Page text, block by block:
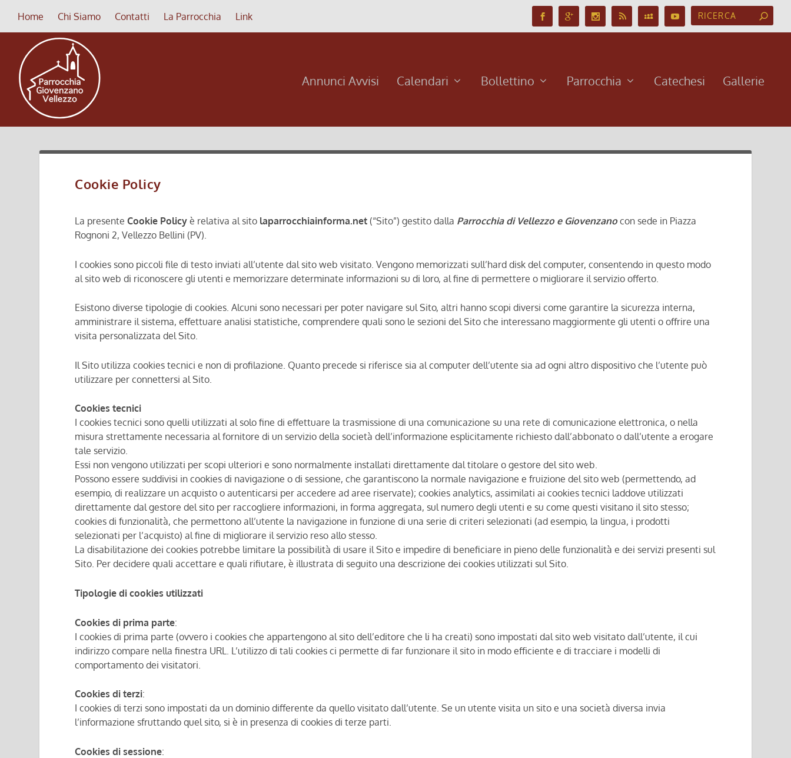
Home Chi Siamo Contatti La Parrocchia Link
Annunci Avvisi Calendari Bollettino Parrocchia Catechesi Gallerie
Cookie Policy
La presenteCookie Policy è relativa al sito laparrocchiainforma.net (“Sito”) gestito dalla Parrocchia di Vellezzo e Giovenzanocon sede in Piazza
Rognoni 2, Vellezzo Bellini (PV).
I cookies sono piccoli file di testo inviati all’utente dal sito web visitato. Vengono memorizzati sull’hard disk del computer, consentendo in questo modo
al sito web di riconoscere gli utenti e memorizzare determinate informazioni su di loro, al fine di permettere o migliorare il servizio offerto.
Esistono diverse tipologie di cookies. Alcuni sono necessari per poter navigare sul Sito, altri hanno scopi diversi come garantire la sicurezza interna,
amministrare il sistema, effettuare analisi statistiche, comprendere quali sono le sezioni del Sito che interessano maggiormente gli utenti o offrire una
visita personalizzata del Sito.
Il Sito utilizza cookies tecnici e non di profilazione. Quanto precede si riferisce sia al computer dell’utente sia ad ogni altro dispositivo che l’utente può
utilizzare per connettersi al Sito.
Cookies tecnici
I cookies tecnici sono quelli utilizzati al solo fine di effettuare la trasmissione di una comunicazione su una rete di comunicazione elettronica, o nella
misura strettamente necessaria al fornitore di un servizio della società dell’informazione esplicitamente richiesto dall’abbonato o dall’utente a erogare
tale servizio.
Essi non vengono utilizzati per scopi ulteriori e sono normalmente installati direttamente dal titolare o gestore del sito web.
Possono essere suddivisi in cookies di navigazione o di sessione, che garantiscono la normale navigazione e fruizione del sito web (permettendo, ad
esempio, di realizzare un acquisto o autenticarsi per accedere ad aree riservate); cookies analytics, assimilati ai cookies tecnici laddove utilizzati
direttamente dal gestore del sito per raccogliere informazioni, in forma aggregata, sul numero degli utenti e su come questi visitano il sito stesso;
cookies di funzionalità, che permettono all’utente la navigazione in funzione di una serie di criteri selezionati (ad esempio, la lingua, i prodotti
selezionati per l’acquisto) al fine di migliorare il servizio reso allo stesso.
La disabilitazione dei cookies potrebbe limitare la possibilità di usare il Sito e impedire di beneficiare in pieno delle funzionalità e dei servizi presenti sul
Sito. Per decidere quali accettare e quali rifiutare, è illustrata di seguito una descrizione dei cookies utilizzati sul Sito.
Tipologie di cookies utilizzati
Cookies di prima parte:
I cookies di prima parte (ovvero i cookies che appartengono al sito dell’editore che li ha creati) sono impostati dal sito web visitato dall’utente, il cui
indirizzo compare nella finestra URL. L’utilizzo di tali cookies ci permette di far funzionare il sito in modo efficiente e di tracciare i modelli di
comportamento dei visitatori.
Cookies di terzi:
I cookies di terzi sono impostati da un dominio differente da quello visitato dall’utente. Se un utente visita un sito e una società diversa invia
l’informazione sfruttando quel sito, si è in presenza di cookies di terze parti.
Cookies di sessione: